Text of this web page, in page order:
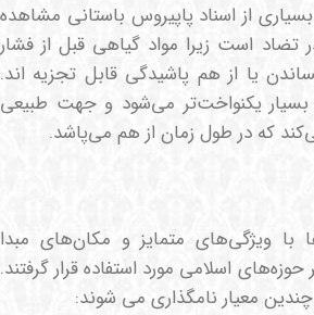
از اسناد پاپیروس باستانی مشاهده
تضاد است زیرا مواد گیاهی قبل از فشار
یا از هم پاشیدگی قابل تجزیه اند.
یکنواخت‌تر می‌شود و جهت طبیعی
که در طول زمان از هم می‌پاشد.
ویژگی‌های متمایز و مکان‌های مبدا
اسلامی مورد استفاده قرار گرفتند.
معیار نامگذاری می شوند: